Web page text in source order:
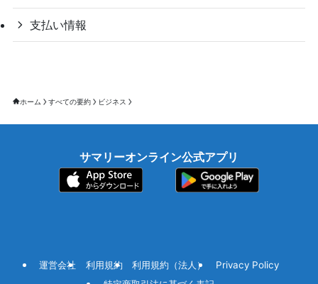
支払い情報
ホーム すべての要約 ビジネス
サマリーオンライン公式アプリ
運営会社 利用規約 利用規約（法人）
Privacy Policy